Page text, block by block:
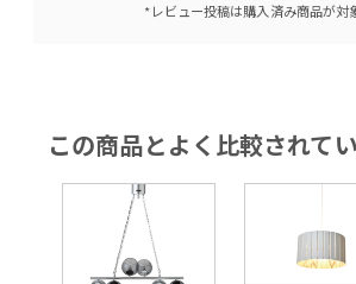
*レビュー投稿は購入済み商品が対
この商品とよく比較されて